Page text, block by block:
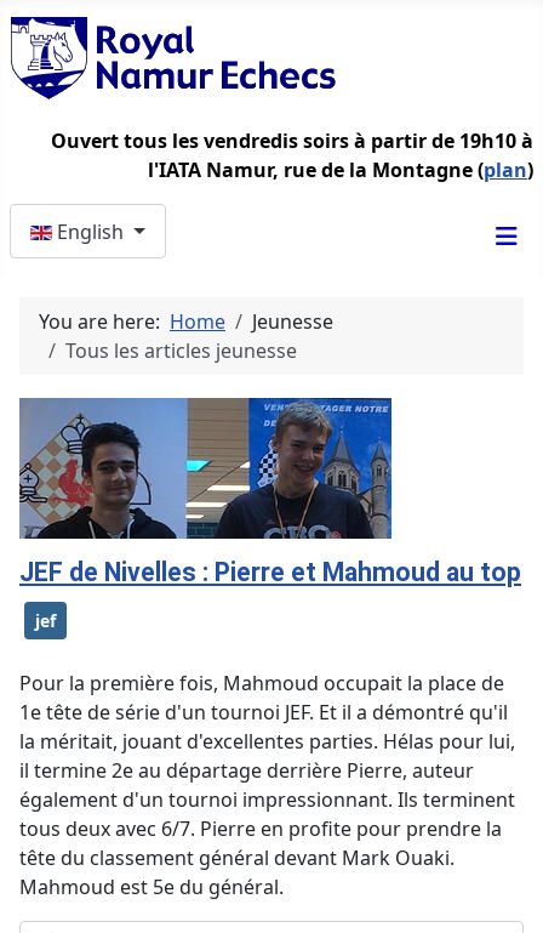
Ouvert tous les vendredis soirs à partir de 19h10 à
l'IATA Namur, rue de la Montagne (plan)
English
You are here: Home
Jeunesse
Tous les articles jeunesse
JEF de Nivelles : Pierre et Mahmoud au top
jef
Pour la première fois, Mahmoud occupait la place de
1e tête de série d'un tournoi JEF. Et il a démontré qu'il
la méritait, jouant d'excellentes parties. Hélas pour lui,
il termine 2e au départage derrière Pierre, auteur
également d'un tournoi impressionnant. Ils terminent
tous deux avec 6/7. Pierre en profite pour prendre la
tête du classement général devant Mark Ouaki.
Mahmoud est 5e du général.